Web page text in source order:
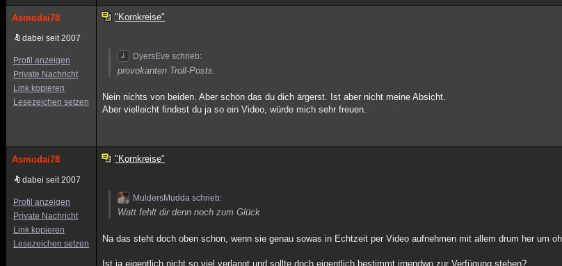
Asmodai78
dabei seit 2007
Profil anzeigen
Private Nachricht
Link kopieren
Lesezeichen setzen
"Kornkreise"
DyersEve schrieb:
provokanten Troll-Posts.
Nein nichts von beiden. Aber schön das du dich ärgerst. Ist aber nicht meine Absicht.
Aber vielleicht findest du ja so ein Video, würde mich sehr freuen.
Asmodai78
dabei seit 2007
Profil anzeigen
Private Nachricht
Link kopieren
Lesezeichen setzen
"Kornkreise"
MuldersMudda schrieb:
Watt fehlt dir denn noch zum Glück
Na das steht doch oben schon, wenn sie genau sowas in Echtzeit per Video aufnehmen mit allem drum her um
Ist ja eigentlich nicht so viel verlangt und sollte doch eigentlich bestimmt irgendwo zur Verfügung stehen?